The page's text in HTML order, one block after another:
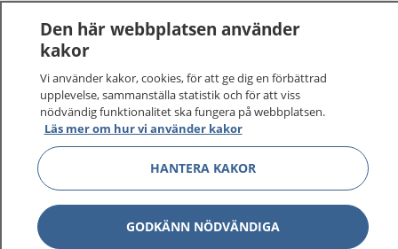
sjukvårdsrådgivning dygnet runt.
1177 ger dig råd när du vill må bättre.
1177 på flera språk Visa
Om 1177 Visa
Den här webbplatsen använder
kakor
Vi använder kakor, cookies, för att ge dig en förbättrad
upplevelse, sammanställa statistik och för att viss
nödvändig funktionalitet ska fungera på webbplatsen.
Läs mer om hur vi använder kakor
HANTERA KAKOR
GODKÄNN NÖDVÄNDIGA